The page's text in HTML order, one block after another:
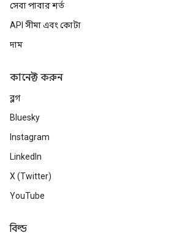
সেবা পাবার শর্ত
API সীমা এবং কোটা
দাম
কানেক্ট করুন
ব্লগ
Bluesky
Instagram
LinkedIn
X (Twitter)
YouTube
বিল্ড